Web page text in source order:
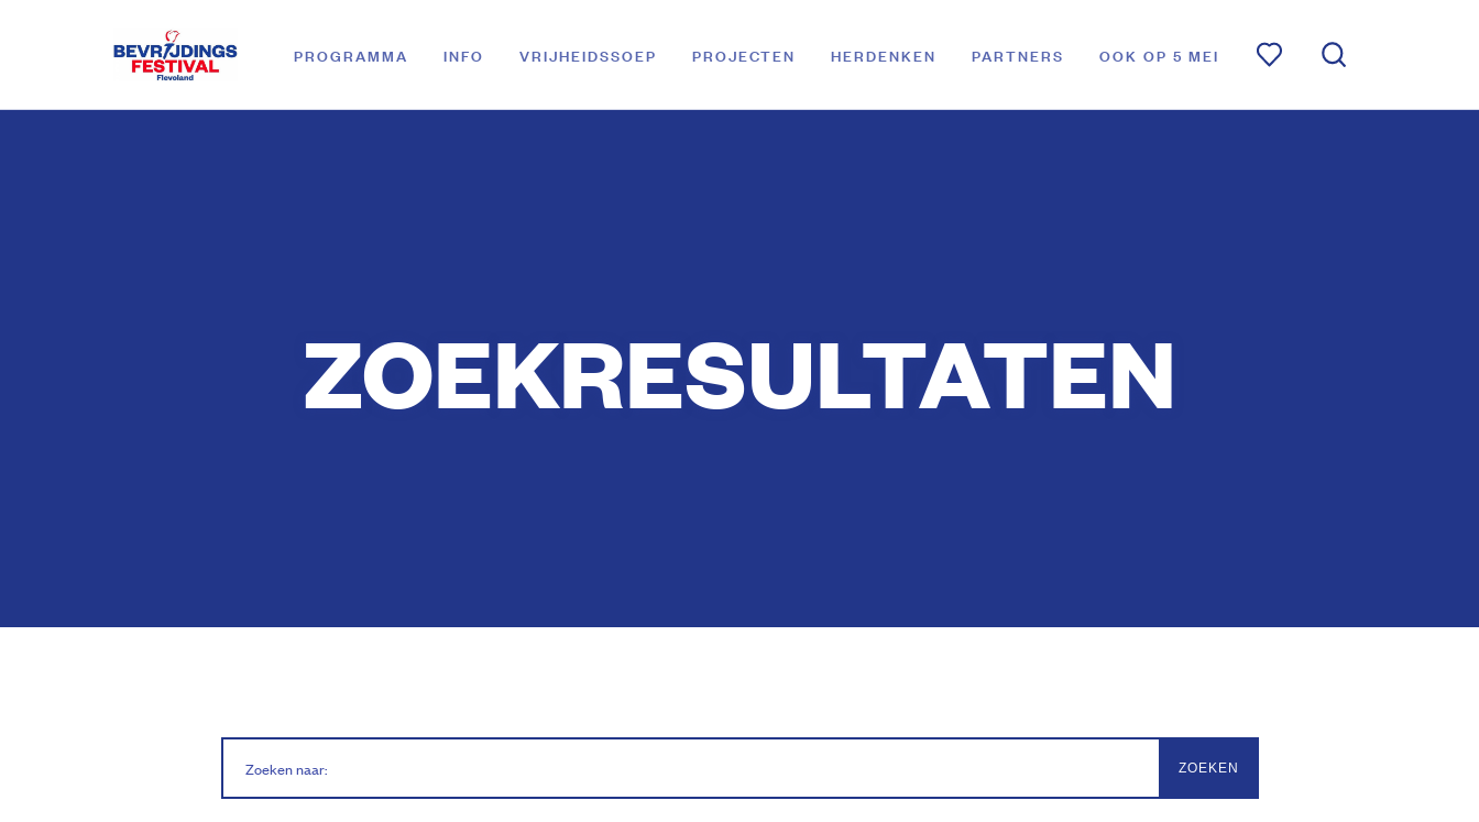
PROGRAMMA INFO VRIJHEIDSSOEP PROJECTEN HERDENKEN PARTNERS OOK OP 5 MEI
ZOEKRESULTATEN